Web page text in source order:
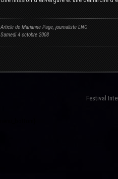
Article de Marianne Page, journaliste LNC
Samedi 4 octobre 2008
Festival